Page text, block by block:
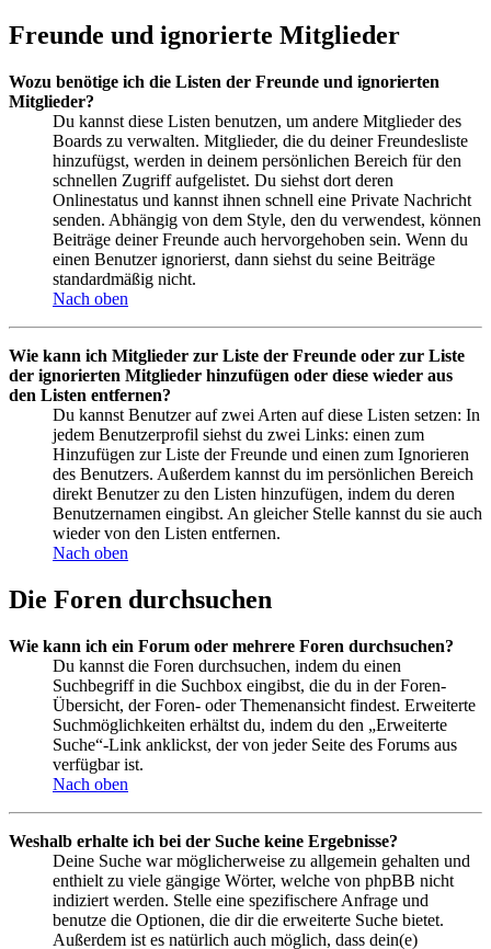
Freunde und ignorierte Mitglieder
Wozu benötige ich die Listen der Freunde und ignorierten
Mitglieder?
Du kannst diese Listen benutzen, um andere Mitglieder des
Boards zu verwalten. Mitglieder, die du deiner Freundesliste
hinzufügst, werden in deinem persönlichen Bereich für den
schnellen Zugriff aufgelistet. Du siehst dort deren
Onlinestatus und kannst ihnen schnell eine Private Nachricht
senden. Abhängig von dem Style, den du verwendest, können
Beiträge deiner Freunde auch hervorgehoben sein. Wenn du
einen Benutzer ignorierst, dann siehst du seine Beiträge
standardmäßig nicht.
Nach oben
Wie kann ich Mitglieder zur Liste der Freunde oder zur Liste
der ignorierten Mitglieder hinzufügen oder diese wieder aus
den Listen entfernen?
Du kannst Benutzer auf zwei Arten auf diese Listen setzen: In
jedem Benutzerprofil siehst du zwei Links: einen zum
Hinzufügen zur Liste der Freunde und einen zum Ignorieren
des Benutzers. Außerdem kannst du im persönlichen Bereich
direkt Benutzer zu den Listen hinzufügen, indem du deren
Benutzernamen eingibst. An gleicher Stelle kannst du sie auch
wieder von den Listen entfernen.
Nach oben
Die Foren durchsuchen
Wie kann ich ein Forum oder mehrere Foren durchsuchen?
Du kannst die Foren durchsuchen, indem du einen
Suchbegriff in die Suchbox eingibst, die du in der Foren-
Übersicht, der Foren- oder Themenansicht findest. Erweiterte
Suchmöglichkeiten erhältst du, indem du den „Erweiterte
Suche“-Link anklickst, der von jeder Seite des Forums aus
verfügbar ist.
Nach oben
Weshalb erhalte ich bei der Suche keine Ergebnisse?
Deine Suche war möglicherweise zu allgemein gehalten und
enthielt zu viele gängige Wörter, welche von phpBB nicht
indiziert werden. Stelle eine spezifischere Anfrage und
benutze die Optionen, die dir die erweiterte Suche bietet.
Außerdem ist es natürlich auch möglich, dass dein(e)